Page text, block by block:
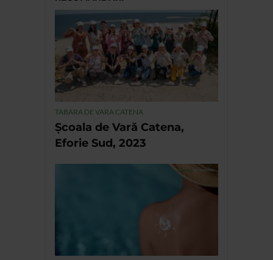
TABARA DE VARA CATENA
Școala de Vară Catena,
Eforie Sud, 2023